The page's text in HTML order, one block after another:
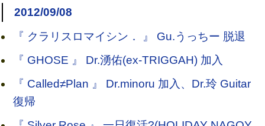
2012/09/08
『 クラリスロマイシン． 』 Gu.うっちー 脱退
『 GHOSE 』 Dr.湧佑(ex-TRIGGAH) 加入
『 Called≠Plan 』 Dr.minoru 加入、Dr.玲 Guitar
復帰